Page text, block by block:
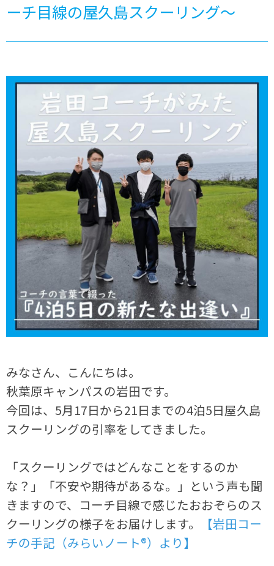
ーチ目線の屋久島スクーリング～
みなさん、こんにちは。
秋葉原キャンパスの岩田です。
今回は、5月17日から21日までの4泊5日屋久島
スクーリングの引率をしてきました。
「スクーリングではどんなことをするのか
な？」「不安や期待があるな。」という声も聞
きますので、コーチ目線で感じたおおぞらのス
クーリングの様子をお届けします。
【岩田コー
チの手記（みらいノート®）より】